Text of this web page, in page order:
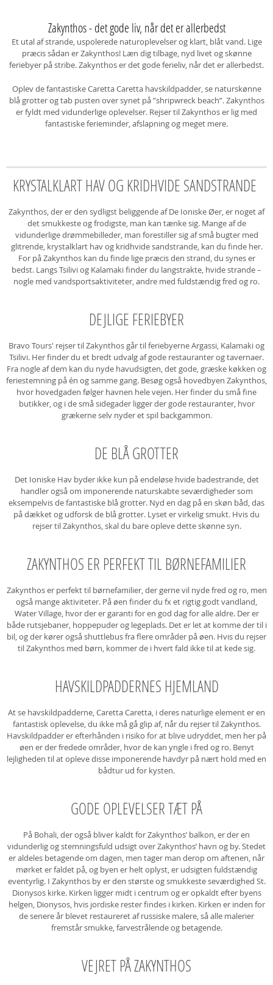
Zakynthos - det gode liv, når det er allerbedst
Et utal af strande, uspolerede naturoplevelser og klart, blåt vand. Lige
præcis sådan er Zakynthos! Læn dig tilbage, nyd livet og skønne
feriebyer på stribe. Zakynthos er det gode ferieliv, når det er allerbedst.
Oplev de fantastiske Caretta Caretta havskildpadder, se naturskønne
blå grotter og tab pusten over synet på ”shripwreck beach”. Zakynthos
er fyldt med vidunderlige oplevelser. Rejser til Zakynthos er lig med
fantastiske ferieminder, afslapning og meget mere.
KRYSTALKLART HAV OG KRIDHVIDE SANDSTRANDE
Zakynthos, der er den sydligst beliggende af De Ioniske Øer, er noget af
det smukkeste og frodigste, man kan tænke sig. Mange af de
vidunderlige drømmebilleder, man forestiller sig af små bugter med
glitrende, krystalklart hav og kridhvide sandstrande, kan du finde her.
For på Zakynthos kan du finde lige præcis den strand, du synes er
bedst. Langs Tsilivi og Kalamaki finder du langstrakte, hvide strande –
nogle med vandsportsaktiviteter, andre med fuldstændig fred og ro.
DEJLIGE FERIEBYER
Bravo Tours' rejser til Zakynthos går til feriebyerne Argassi, Kalamaki og
Tsilivi. Her finder du et bredt udvalg af gode restauranter og tavernaer.
Fra nogle af dem kan du nyde havudsigten, det gode, græske køkken og
feriestemning på én og samme gang. Besøg også hovedbyen Zakynthos,
hvor hovedgaden følger havnen hele vejen. Her finder du små fine
butikker, og i de små sidegader ligger der gode restauranter, hvor
grækerne selv nyder et spil backgammon.
DE BLÅ GROTTER
Det Ioniske Hav byder ikke kun på endeløse hvide badestrande, det
handler også om imponerende naturskabte seværdigheder som
eksempelvis de fantastiske blå grotter. Nyd en dag på en skøn båd, das
på dækket og udforsk de blå grotter. Lyset er virkelig smukt. Hvis du
rejser til Zakynthos, skal du bare opleve dette skønne syn.
ZAKYNTHOS ER PERFEKT TIL BØRNEFAMILIER
Zakynthos er perfekt til børnefamilier, der gerne vil nyde fred og ro, men
også mange aktiviteter. På øen finder du fx et rigtig godt vandland,
Water Village, hvor der er garanti for en god dag for alle aldre. Der er
både rutsjebaner, hoppepuder og legeplads. Det er let at komme der til i
bil, og der kører også shuttlebus fra flere områder på øen. Hvis du rejser
til Zakynthos med børn, kommer de i hvert fald ikke til at kede sig.
HAVSKILDPADDERNES HJEMLAND
At se havskildpadderne, Caretta Caretta, i deres naturlige element er en
fantastisk oplevelse, du ikke må gå glip af, når du rejser til Zakynthos.
Havskildpadder er efterhånden i risiko for at blive udryddet, men her på
øen er der fredede områder, hvor de kan yngle i fred og ro. Benyt
lejligheden til at opleve disse imponerende havdyr på nært hold med en
bådtur ud for kysten.
GODE OPLEVELSER TÆT PÅ
På Bohali, der også bliver kaldt for Zakynthos’ balkon, er der en
vidunderlig og stemningsfuld udsigt over Zakynthos’ havn og by. Stedet
er aldeles betagende om dagen, men tager man derop om aftenen, når
mørket er faldet på, og byen er helt oplyst, er udsigten fuldstændig
eventyrlig. I Zakynthos by er den største og smukkeste seværdighed St.
Dionysos kirke. Kirken ligger midt i centrum og er opkaldt efter byens
helgen, Dionysos, hvis jordiske rester findes i kirken. Kirken er inden for
de senere år blevet restaureret af russiske malere, så alle malerier
fremstår smukke, farvestrålende og betagende.
VEJRET PÅ ZAKYNTHOS